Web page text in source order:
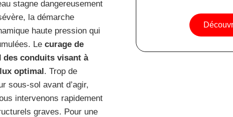
stagne dangereusement
la démarche
haute pression qui
Le curage de
des conduits visant à
optimal. Trop de
sous-sol avant d’agir,
intervenons rapidement
graves. Pour une